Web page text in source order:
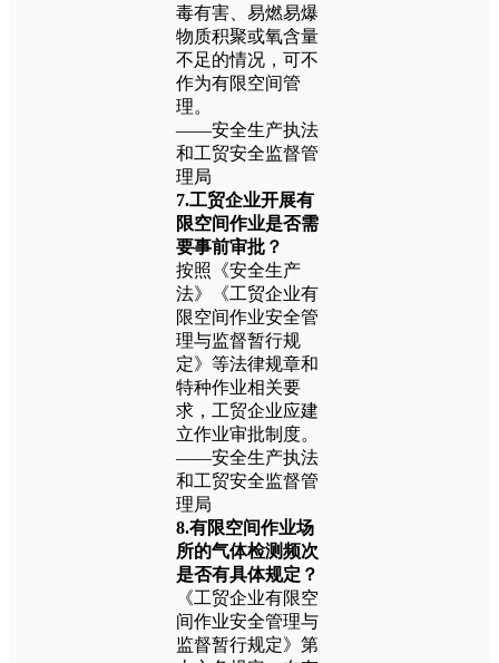
毒有害、易燃易爆
物质积聚或氧含量
不足的情况，可不
作为有限空间管
理。
——安全生产执法
和工贸安全监督管
理局
7.工贸企业开展有
限空间作业是否需
要事前审批？
按照《安全生产
法》《工贸企业有
限空间作业安全管
理与监督暂行规
定》等法律规章和
特种作业相关要
求，工贸企业应建
立作业审批制度。
——安全生产执法
和工贸安全监督管
理局
8.有限空间作业场
所的气体检测频次
是否有具体规定？
《工贸企业有限空
间作业安全管理与
监督暂行规定》第